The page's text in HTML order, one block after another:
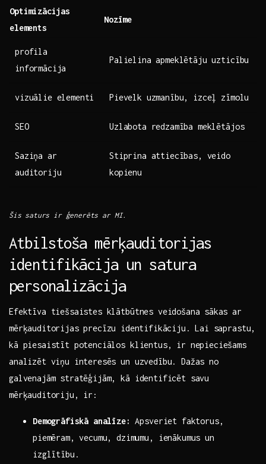
Optimizācijas
elements
Nozīme
profila
informācija
Palielina apmeklētāju uzticību
vizuālie elementi Pievelk uzmanību, izceļ zīmolu
SEO Uzlabota redzamība meklētājos
Saziņa ar
auditoriju
Stiprina attiecības,‍ veido
kopienu
Šis ⁣saturs ir ģenerēts ar MI.
Atbilstoša mērķauditorijas
identifikācija un satura⁤
personalizācija
Efektīva tiešsaistes ​klātbūtnes veidošana ⁤sākas ar⁢
mērķauditorijas precīzu⁢ identifikāciju. Lai⁣ saprastu,
kā piesaistīt potenciālos klientus, ‌ir nepieciešams
analizēt‍ viņu ‍interesēs un uzvedību. Dažas⁣ no
galvenajām stratēģijām, ‍kā identificēt savu
mērķauditoriju,‍ ir:
Demogrāfiskā ‌analīze: Apsveriet faktorus,
piemēram, vecumu, dzimumu, ienākumus un
izglītību.